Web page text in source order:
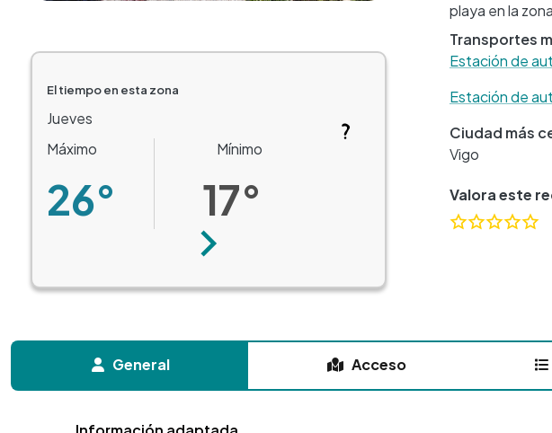
El tiempo en esta zona
Jueves
Máximo
26°
Mínimo
17°
Siguiente
playa en la
Transportes
Estación de
Estación de
Ciudad más
Vigo
Valora este
General Acceso